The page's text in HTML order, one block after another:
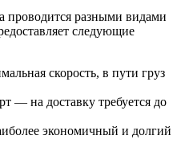
проводится разными видами
следующие
скорость, в пути груз
— на доставку требуется до
экономичный и долгий